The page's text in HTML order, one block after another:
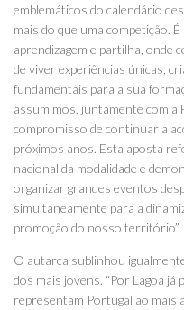
emblemáticos do calendário
mais do que uma competição.
aprendizagem e partilha, onde
de viver experiências únicas,
fundamentais para a sua
assumimos, juntamente com a
compromisso de continuar a
próximos anos. Esta aposta
nacional da modalidade e
organizar grandes eventos
simultaneamente para a
promoção do nosso território”.
O autarca sublinhou
dos mais jovens. “Por Lagoa
representam Portugal ao mais